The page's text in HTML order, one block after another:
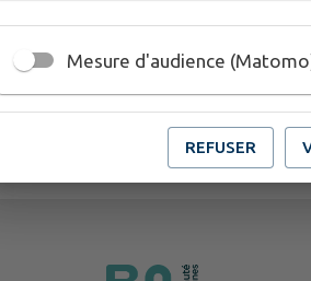
Mesure d'audience
REFUSER